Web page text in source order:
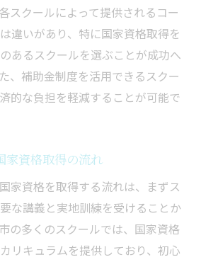
スクールによって提供されるコー
違いがあり、特に国家資格取得を
あるスクールを選ぶことが成功へ
、補助金制度を活用できるスクー
的な負担を軽減することが可能で
家資格取得の流れ
家資格を取得する流れは、まずス
な講義と実地訓練を受けることか
の多くのスクールでは、国家資格
リキュラムを提供しており、初心